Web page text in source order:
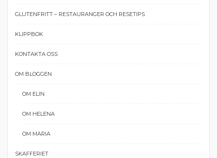
GLUTENFRITT – RESTAURANGER OCH RESETIPS
KLIPPBOK
KONTAKTA OSS
OM BLOGGEN
OM ELIN
OM HELENA
OM MARIA
SKAFFERIET